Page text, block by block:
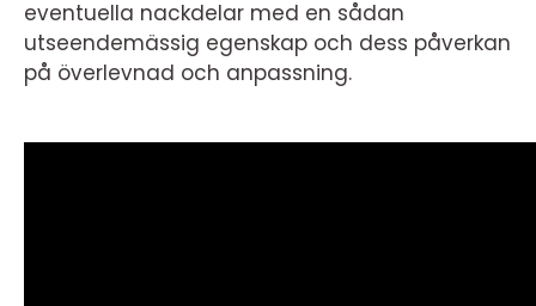
eventuella nackdelar med en sådan
utseendemässig egenskap och dess påverkan
på överlevnad och anpassning.